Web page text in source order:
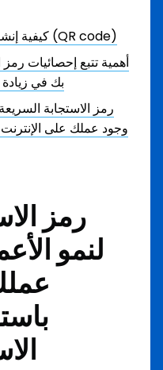
كيفية إنشاء رمز الاستجابة السريعة (QR code)
أهمية تتبع إحصائيات
بك في
رمز الاستجابة
وجود عملك على الإنترنت
رمز
لنمو